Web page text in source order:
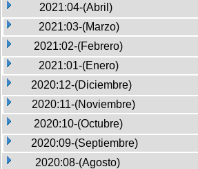
2021:04-(Abril)
2021:03-(Marzo)
2021:02-(Febrero)
2021:01-(Enero)
2020:12-(Diciembre)
2020:11-(Noviembre)
2020:10-(Octubre)
2020:09-(Septiembre)
2020:08-(Agosto)